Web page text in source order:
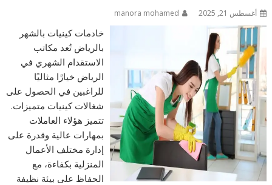
أغسطس 21, 2025 manora mohamed
خادمات كينيات بالشهر
بالرياض تُعد مكاتب
الاستقدام الشهري في
الرياض خيارًا مثاليًا
للراغبين في الحصول على
شغالات كينيات متميزات.
تتميز هؤلاء العاملات
بمهارات عالية وقدرة على
إدارة مختلف الأعمال
المنزلية بكفاءة، مع
الحفاظ على بيئة نظيفة